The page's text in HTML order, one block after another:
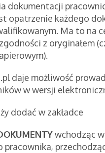
dokumentacji
opatrzenie każdego
Ma to na
z oryginałem
daje możliwość
w wersji
dodać w zakładce
wchodząc
pracownika,